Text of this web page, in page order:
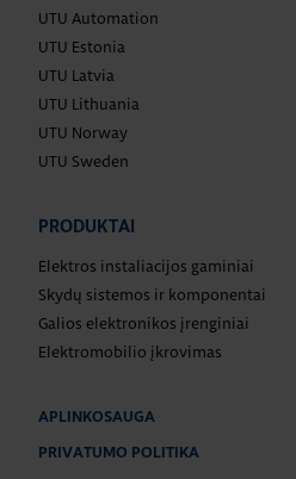
UTU Automation
UTU Estonia
UTU Latvia
UTU Lithuania
UTU Norway
UTU Sweden
PRODUKTAI
Elektros instaliacijos gaminiai
Skydų sistemos ir komponentai
Galios elektronikos įrenginiai
Elektromobilio įkrovimas
APLINKOSAUGA
PRIVATUMO POLITIKA